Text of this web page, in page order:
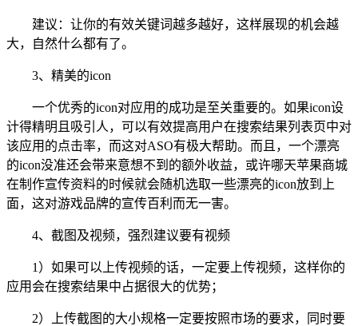
建议：让你的有效关键词越多越好，这样展现的机会越
大，自然什么都有了。
3、精美的icon
一个优秀的icon对应用的成功是至关重要的。如果icon设
计得精明且吸引人，可以有效提高用户在搜索结果列表页中对
该应用的点击率，而这对ASO有极大帮助。而且，一个漂亮
的icon没准还会带来意想不到的额外收益，或许哪天苹果商城
在制作宣传资料的时候就会随机选取一些漂亮的icon放到上
面，这对游戏品牌的宣传百利而无一害。
4、截图及视频，强烈建议要有视频
1）如果可以上传视频的话，一定要上传视频，这样你的
应用会在搜索结果中占据很大的优势；
2）上传截图的大小规格一定要按照市场的要求，同时要